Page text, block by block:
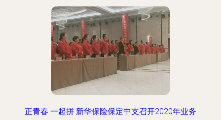
正青春 一起拼 新华保险保定中支召开2020年业务